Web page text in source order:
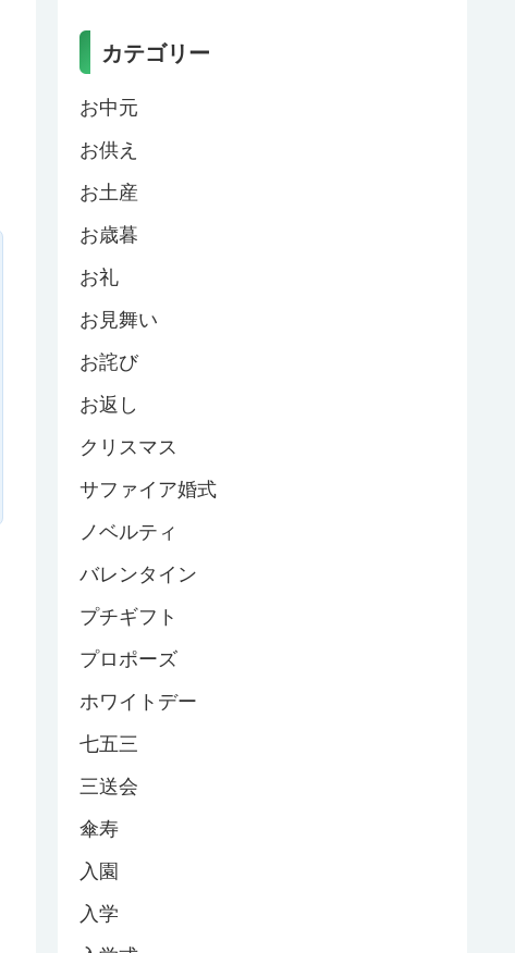
カテゴリー
お中元
お供え
お土産
お歳暮
お礼
お見舞い
お詫び
お返し
クリスマス
サファイア婚式
ノベルティ
バレンタイン
プチギフト
プロポーズ
ホワイトデー
七五三
三送会
傘寿
入園
入学